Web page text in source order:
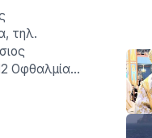
τηλ.
Οφθαλμία…